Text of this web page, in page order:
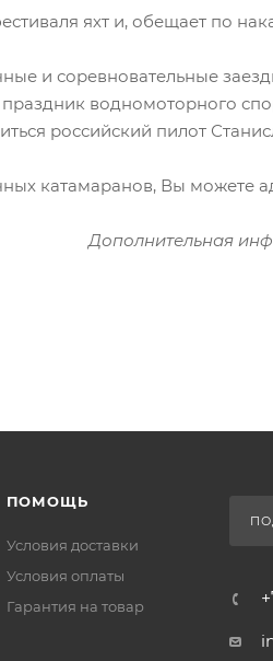
яхт и, обещает по
и соревновательные
водномоторного
российский пилот
катамаранов, Вы можете
Дополнительная
ПОМОЩЬ
Условия доставки
Условия оплаты
Гарантия на товар